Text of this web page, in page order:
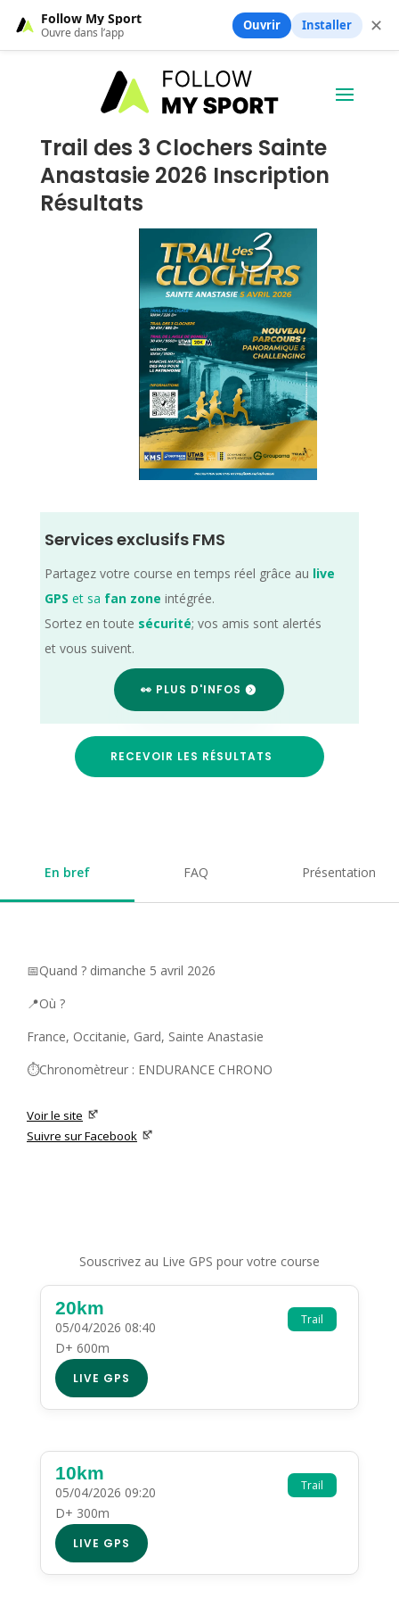
Trail des 3 Clochers Sainte
Anastasie 2026 Inscription
Résultats
Services exclusifs FMS
Partagez votre course en temps réel grâce au live
GPS et sa fan zone intégrée.
Sortez en toute sécurité; vos amis sont alertés
et vous suivent.
👀 PLUS D'INFOS
RECEVOIR LES RÉSULTATS
En bref FAQ Présentation
📅Quand ? dimanche 5 avril 2026
📍Où ?
France, Occitanie, Gard, Sainte Anastasie
⏱️Chronomètreur : ENDURANCE CHRONO
Voir le site
Suivre sur Facebook
Souscrivez au Live GPS pour votre course
Trail
20km
05/04/2026 08:40
D+ 600m
LIVE GPS
Trail
10km
05/04/2026 09:20
D+ 300m
LIVE GPS
Follow My Sport
Ouvre dans l’app Ouvrir Installer ✕